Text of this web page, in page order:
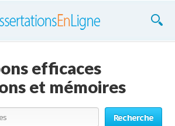
efficaces
et mémoires
Recherche